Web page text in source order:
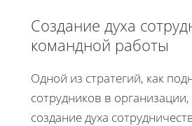
Создание духа
командной работы
Одной из стратегий, как
сотрудников в организации,
создание духа